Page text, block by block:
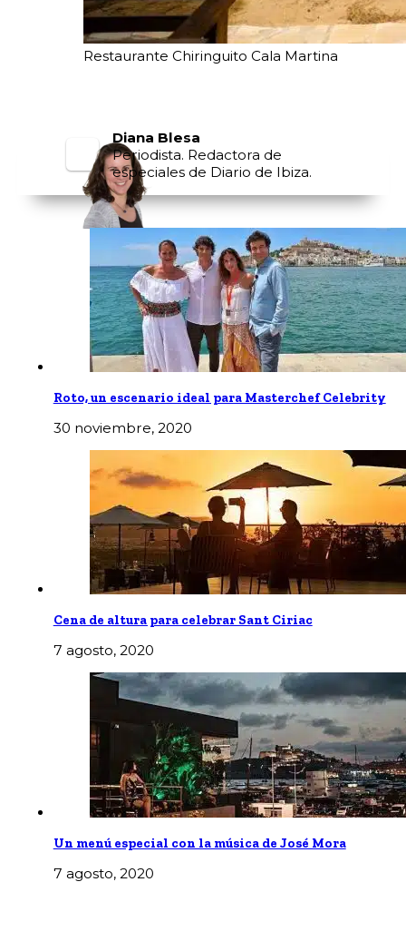
Restaurante Chiringuito Cala Martina
Diana Blesa
Periodista. Redactora de
especiales de Diario de Ibiza.
Roto, un escenario ideal para Masterchef Celebrity
30 noviembre, 2020
Cena de altura para celebrar Sant Ciriac
7 agosto, 2020
Un menú especial con la música de José Mora
7 agosto, 2020